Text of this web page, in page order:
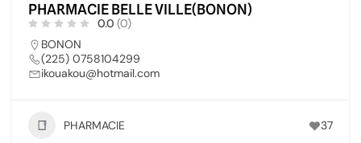
PHARMACIE BELLE VILLE(BONON)
0.0 (0)
BONON
(225) 0758104299
ikouakou@hotmail.com
PHARMACIE 37